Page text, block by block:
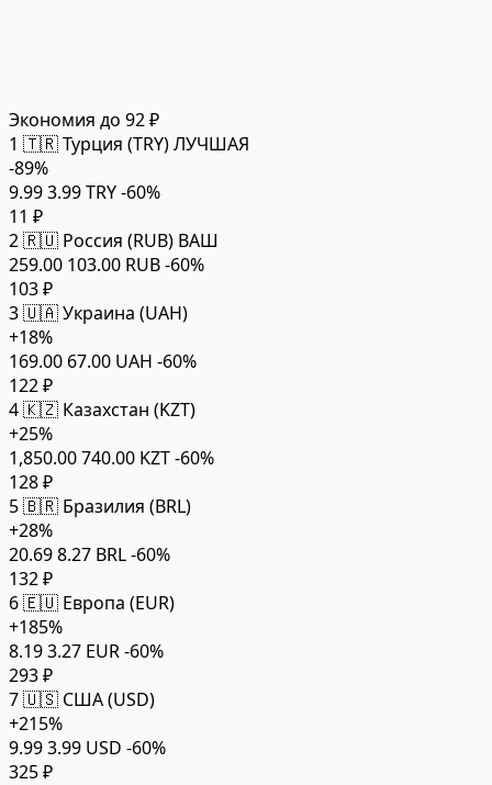
Экономия до 92 ₽
1 🇹🇷 Турция (TRY)ЛУЧШАЯ
-89%
9.993.99 TRY-60%
11 ₽
2🇷🇺 Россия (RUB) ВАШ
259.00 103.00 RUB-60%
103 ₽
3🇺🇦 Украина (UAH)
+18%
169.00 67.00 UAH -60%
122 ₽
4🇰🇿 Казахстан (KZT)
+25%
1,850.00740.00 KZT-60%
128 ₽
5🇧🇷 Бразилия (BRL)
+28%
20.698.27 BRL-60%
132 ₽
6🇪🇺 Европа (EUR)
+185%
8.193.27 EUR-60%
293 ₽
7🇺🇸 США (USD)
+215%
9.993.99 USD -60%
325 ₽